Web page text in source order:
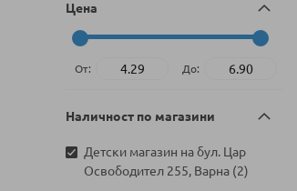
Цена
От: До:
Наличност по магазини
Детски магазин на бул. Цар
Освободител 255, Варна 2
артикули